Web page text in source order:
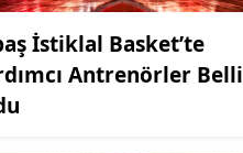
İstiklal Basket’te
Antrenörler Belli